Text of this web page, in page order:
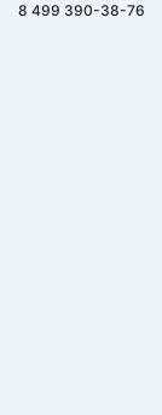
8 499 390-38-76